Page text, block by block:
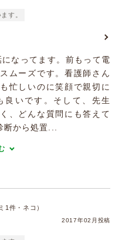
す。
なってます。前もって電
ムーズです。看護師さん
忙しいのに笑顔で親切に
良いです。そして、先生
、どんな質問にも答えて
から処置...
1件・ネコ）
2017年02月投稿